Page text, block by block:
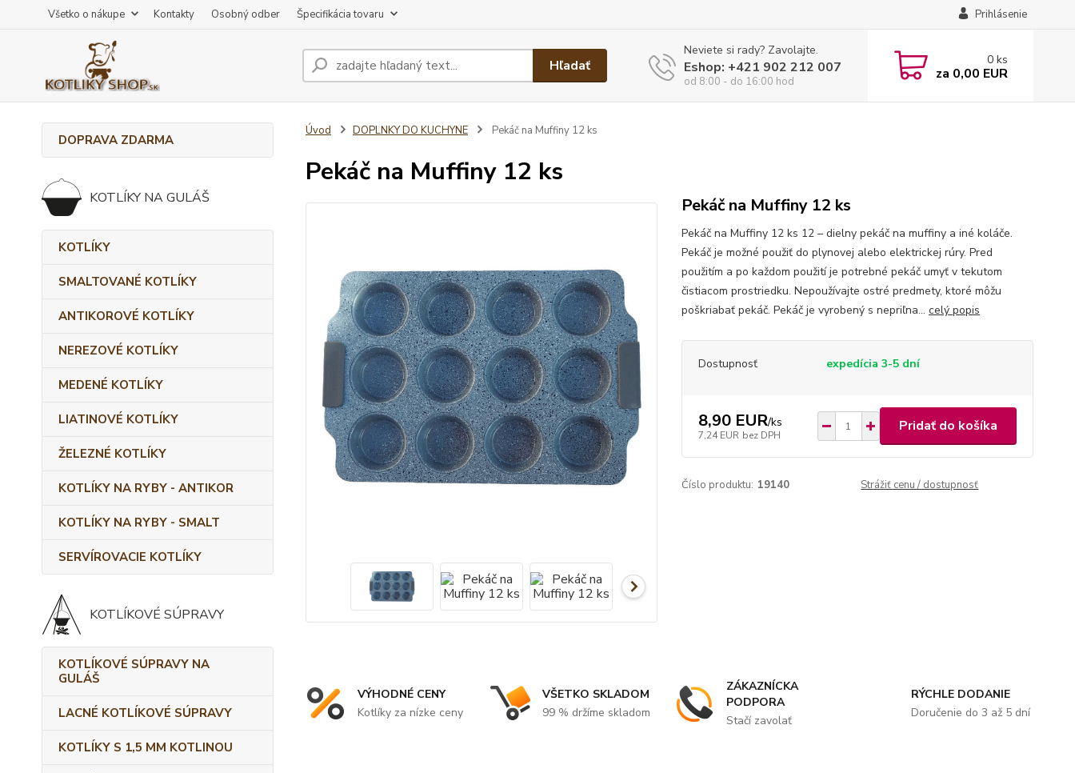
Všetko o nákupe Kontakty Osobný odber Špecifikácia tovaru Prihlásenie
Hľadať
Neviete si rady? Zavolajte.
Eshop: +421 902 212 007
od 8:00 - do 16:00 hod
0 ks
za 0,00 EUR
DOPRAVA ZDARMA
KOTLÍKY NA GULÁŠ
KOTLÍKY
SMALTOVANÉ KOTLÍKY
ANTIKOROVÉ KOTLÍKY
NEREZOVÉ KOTLÍKY
MEDENÉ KOTLÍKY
LIATINOVÉ KOTLÍKY
ŽELEZNÉ KOTLÍKY
KOTLÍKY NA RYBY - ANTIKOR
KOTLÍKY NA RYBY - SMALT
SERVÍROVACIE KOTLÍKY
KOTLÍKOVÉ SÚPRAVY
KOTLÍKOVÉ SÚPRAVY NA
GULÁŠ
LACNÉ KOTLÍKOVÉ SÚPRAVY
KOTLÍKY S 1,5 MM KOTLINOU
Úvod DOPLNKY DO KUCHYNE Pekáč na Muffiny 12 ks
Pekáč na Muffiny 12 ks
Pekáč na Muffiny 12 ks
Pekáč na Muffiny 12 ks 12 – dielny pekáč na muffiny a iné koláče.
Pekáč je možné použiť do plynovej alebo elektrickej rúry. Pred
použitím a po každom použití je potrebné pekáč umyť v tekutom
čistiacom prostriedku. Nepoužívajte ostré predmety, ktoré môžu
poškriabať pekáč. Pekáč je vyrobený s nepriľna... celý popis
Dostupnosť expedícia 3-5 dní
8,90 EUR/ks
7,24 EUR bez DPH
Pridať do košíka
Číslo produktu: 19140 Strážiť cenu / dostupnosť
VÝHODNÉ CENY
Kotlíky za nízke ceny
VŠETKO SKLADOM
99 % držíme skladom
ZÁKAZNÍCKA
PODPORA
Stačí zavolať
RÝCHLE DODANIE
Doručenie do 3 až 5 dní